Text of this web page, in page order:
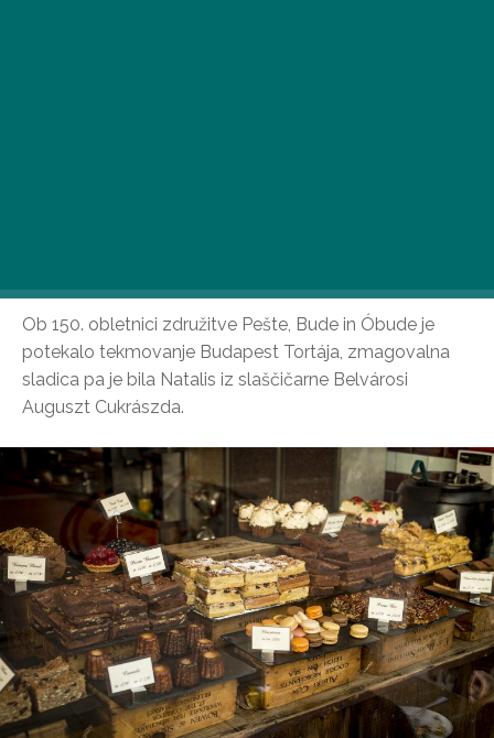
Ob 150. obletnici združitve Pešte, Bude in Óbude je
potekalo tekmovanje Budapest Tortája, zmagovalna
sladica pa je bila Natalis iz slaščičarne Belvárosi
Auguszt Cukrászda.